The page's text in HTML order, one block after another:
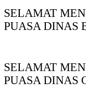
SELAMAT
PUASA DINAS
SELAMAT
PUASA DINAS